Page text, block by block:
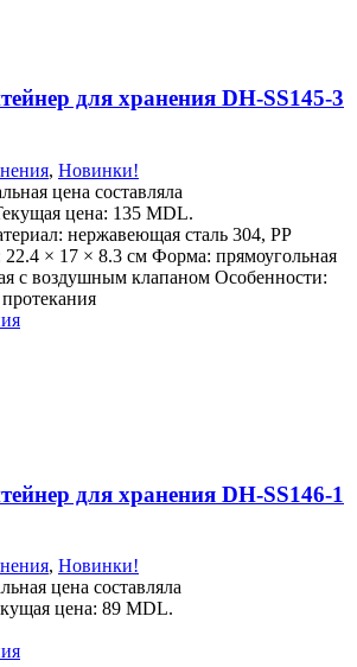
для хранения DH-SS145-3
, Новинки!
цена составляла
цена: 135 MDL.
нержавеющая сталь 304, PP
× 17 × 8.3 см Форма: прямоугольная
с воздушным клапаном Особенности:
для хранения DH-SS146-1
, Новинки!
цена составляла
цена: 89 MDL.